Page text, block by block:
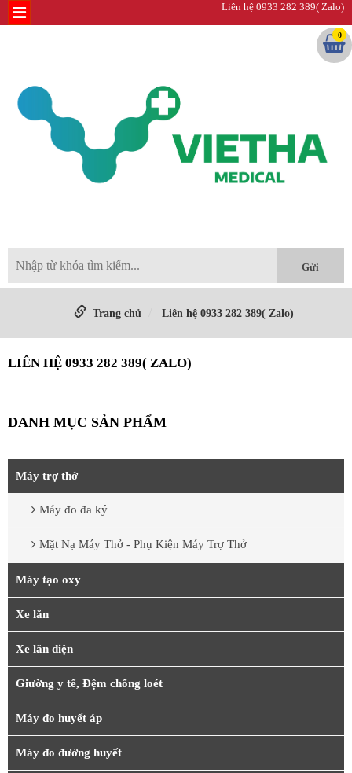
Liên hệ 0933 282 389( Zalo)
0
Trang chủ Liên hệ 0933 282 389( Zalo)
LIÊN HỆ 0933 282 389( ZALO)
DANH MỤC SẢN PHẨM
Máy trợ thở
Máy đo đa ký
Mặt Nạ Máy Thở - Phụ Kiện Máy Trợ Thở
Máy tạo oxy
Xe lăn
Xe lăn điện
Giường y tế, Đệm chống loét
Máy đo huyết áp
Máy đo đường huyết